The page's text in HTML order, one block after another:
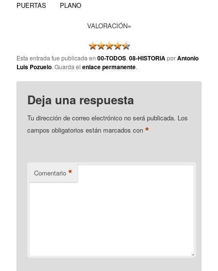
PUERTAS PLANO
VALORACIÓN=
Esta entrada fue publicada en00-TODOS,08-HISTORIAporAntonio
Luis Pozuelo. Guarda elenlace permanente.
Deja una respuesta
Tu dirección de correo electrónico no será publicada. Los
campos obligatorios están marcados con*
Comentario *